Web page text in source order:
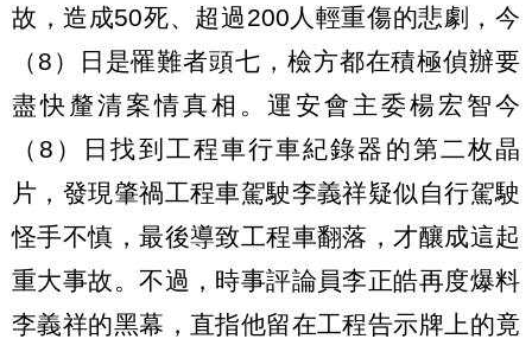
故，造成50死、超過200人輕重傷的悲劇，今
（8）日是罹難者頭七，檢方都在積極偵辦要
盡快釐清案情真相。運安會主委楊宏智今
（8）日找到工程車行車紀錄器的第二枚晶
片，發現肇禍工程車駕駛李義祥疑似自行駕駛
怪手不慎，最後導致工程車翻落，才釀成這起
重大事故。不過，時事評論員李正皓再度爆料
李義祥的黑幕，直指他留在工程告示牌上的竟